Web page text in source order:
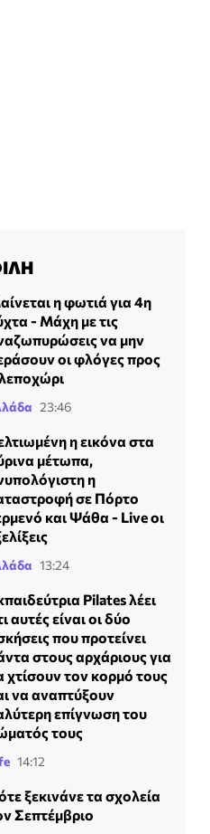
η φωτιά για 4η
- Μάχη με τις
να μην
οι φλόγες προς
23:46
η εικόνα στα
μέτωπα,
η
σε Πόρτο
και Ψάθα - Live οι
13:24
Pilates λέει
αυτές είναι οι δύο
που προτείνει
στους αρχάριους για
χτίσουν τον κορμό τους
να αναπτύξουν
επίγνωση του
τους
14:12
ξεκινάνε τα σχολεία
Σεπτέμβριο